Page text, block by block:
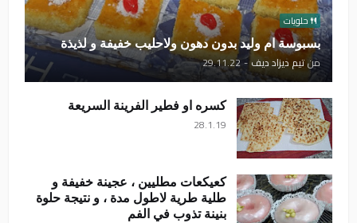
حلويات
بسبوسة ام وليد بدون دهون ولاحليب خفيفة و لذيذة
منتيم ديزاد ديف -
29.11.22
كسره او فطير الفرينة السريعة
28.1.19
كعيكعات مطليين ، عجينة خفيفة و
طلية طرية لاطول مدة ، و نتيجة حلوة
بنينة تذوب في الفم